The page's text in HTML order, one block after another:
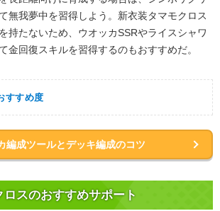
無我夢中を習得しよう。新衣装タマモクロス
持たないため、ウオッカSSRやライスシャワ
金回復スキルを習得するのもおすすめだ。
すすめ度
編成ツールとデッキ編成のコツ
スのおすすめサポート